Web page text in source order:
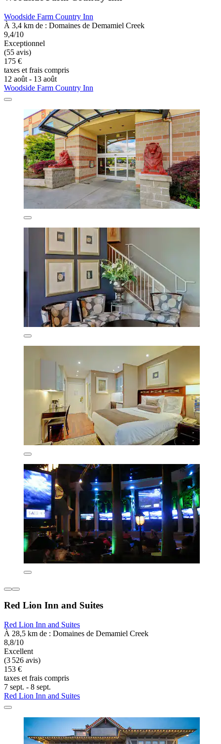
Woodside Farm Country Inn
À 3,4 km de : Domaines de Demamiel Creek
9,4/10
Exceptionnel
(55 avis)
175 €
taxes et frais compris
12 août - 13 août
Woodside Farm Country Inn
Red Lion Inn and Suites
Red Lion Inn and Suites
À 28,5 km de : Domaines de Demamiel Creek
8,8/10
Excellent
(3 526 avis)
153 €
taxes et frais compris
7 sept. - 8 sept.
Red Lion Inn and Suites